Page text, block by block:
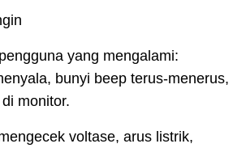
yang mengalami:
bunyi beep terus-menerus,
monitor.
voltase, arus listrik,